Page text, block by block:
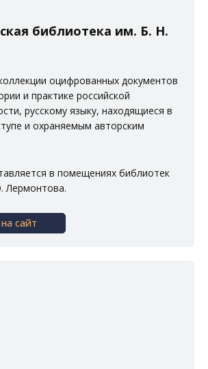
библиотека им. Б. Н.
оцифрованных документов
и практике российской
русскому языку, находящиеся в
и охраняемым авторским
в помещениях библиотек
.
сайт